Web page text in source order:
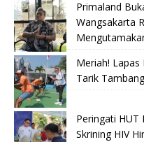
Primaland
Wangsakarta
Meriah! Lapas
Tarik
Peringati HUT
Skrining HIV